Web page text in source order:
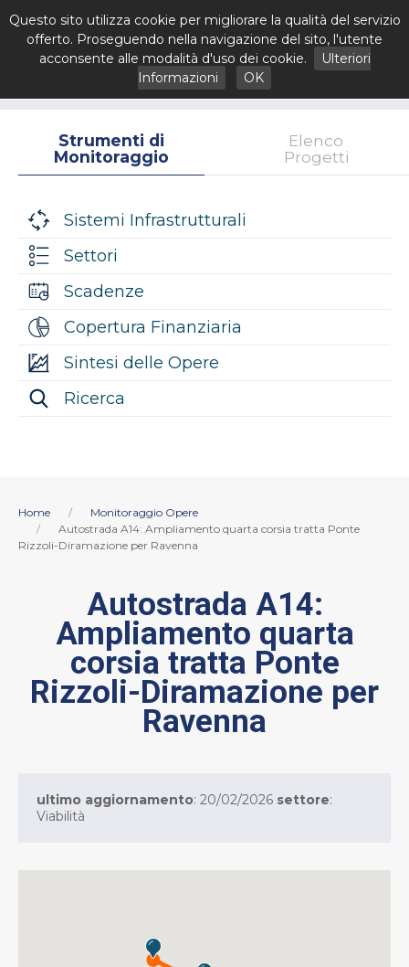
Strumenti di
Monitoraggio
Elenco
Progetti
Sistemi Infrastrutturali
Settori
Scadenze
Copertura Finanziaria
Sintesi delle Opere
Ricerca
Home
Monitoraggio Opere
Autostrada A14: Ampliamento quarta corsia tratta Ponte
Rizzoli-Diramazione per Ravenna
Autostrada A14:
Ampliamento quarta
corsia tratta Ponte
Rizzoli-Diramazione per
Ravenna
ultimo aggiornamento: 20/02/2026 settore:
Viabilità
Questo sito utilizza cookie per migliorare la qualità del servizio
offerto. Proseguendo nella navigazione del sito, l'utente
acconsente alle modalità d'uso dei cookie.
Ulteriori
Informazioni
OK